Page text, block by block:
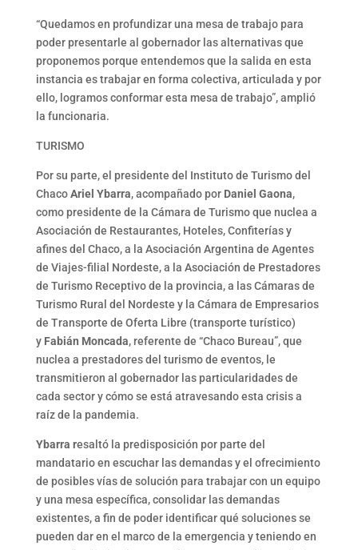
“Quedamos en profundizar una mesa de trabajo para
poder presentarle al gobernador las alternativas que
proponemos porque entendemos que la salida en esta
instancia es trabajar en forma colectiva, articulada y por
ello, logramos conformar esta mesa de trabajo”, amplió
la funcionaria.
TURISMO
Por su parte, el presidente del Instituto de Turismo del
ChacoAriel Ybarra, acompañado por Daniel Gaona,
como presidente de la Cámara de Turismo que nuclea a
Asociación de Restaurantes, Hoteles, Confiterías y
afines del Chaco, a la Asociación Argentina de Agentes
de Viajes-filial Nordeste, a la Asociación de Prestadores
de Turismo Receptivo de la provincia, a las Cámaras de
Turismo Rural del Nordeste y la Cámara de Empresarios
de Transporte de Oferta Libre (transporte turístico)
y Fabián Moncada, referente de “Chaco Bureau”, que
nuclea a prestadores del turismo de eventos, le
transmitieron al gobernador las particularidades de
cada sector y cómo se está atravesando esta crisis a
raíz de la pandemia.
Ybarra resaltó la predisposición por parte del
mandatario en escuchar las demandas y el ofrecimiento
de posibles vías de solución para trabajar con un equipo
y una mesa específica, consolidar las demandas
existentes, a fin de poder identificar qué soluciones se
pueden dar en el marco de la emergencia y teniendo en